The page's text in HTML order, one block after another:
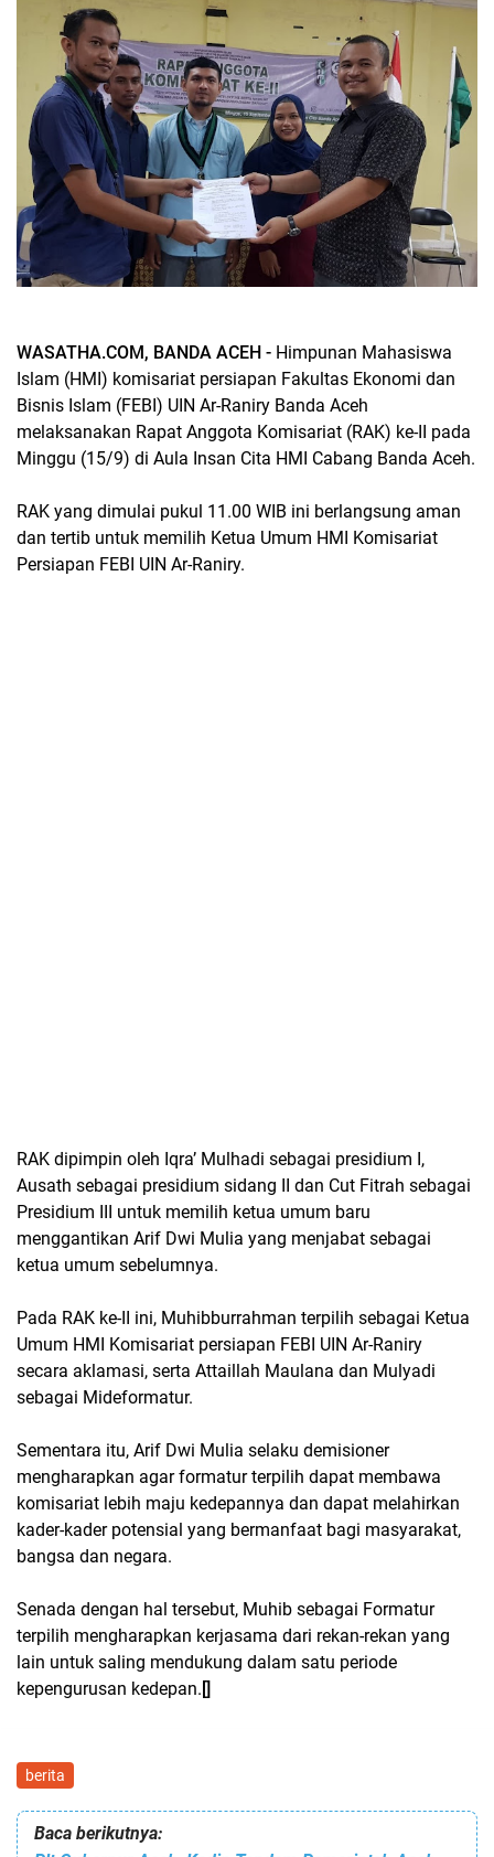
WASATHA.COM, BANDA ACEH - Himpunan Mahasiswa
Islam (HMI) komisariat persiapan Fakultas Ekonomi dan
Bisnis Islam (FEBI) UIN Ar-Raniry Banda Aceh
melaksanakan Rapat Anggota Komisariat (RAK) ke-II pada
Minggu (15/9) di Aula Insan Cita HMI Cabang Banda Aceh.
RAK yang dimulai pukul 11.00 WIB ini berlangsung aman
dan tertib untuk memilih Ketua Umum HMI Komisariat
Persiapan FEBI UIN Ar-Raniry.
RAK dipimpin oleh Iqra’ Mulhadi sebagai presidium I,
Ausath sebagai presidium sidang II dan Cut Fitrah sebagai
Presidium III untuk memilih ketua umum baru
menggantikan Arif Dwi Mulia yang menjabat sebagai
ketua umum sebelumnya.
Pada RAK ke-II ini, Muhibburrahman terpilih sebagai Ketua
Umum HMI Komisariat persiapan FEBI UIN Ar-Raniry
secara aklamasi, serta Attaillah Maulana dan Mulyadi
sebagai Mideformatur.
Sementara itu, Arif Dwi Mulia selaku demisioner
mengharapkan agar formatur terpilih dapat membawa
komisariat lebih maju kedepannya dan dapat melahirkan
kader-kader potensial yang bermanfaat bagi masyarakat,
bangsa dan negara.
Senada dengan hal tersebut, Muhib sebagai Formatur
terpilih mengharapkan kerjasama dari rekan-rekan yang
lain untuk saling mendukung dalam satu periode
kepengurusan kedepan. []
berita
Baca berikutnya: